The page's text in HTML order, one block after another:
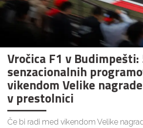
Vročica F1 v Budimpešti:
senzacionalnih
vikendom Velike
v prestolnici
Če bi radi med vikendom Velike